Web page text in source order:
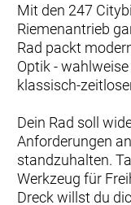
Mit den 247
Riemenantrieb
Rad packt
Optik -
klassisch-
Dein Rad soll
Anforderungen
standzuhalten.
Werkzeug für
Dreck willst du